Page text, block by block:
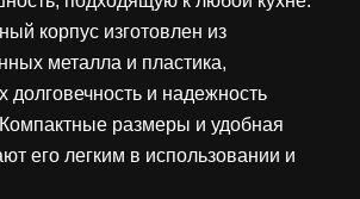
корпус изготовлен из
металла и пластика,
и надежность
размеры и удобная
его легким в использовании и